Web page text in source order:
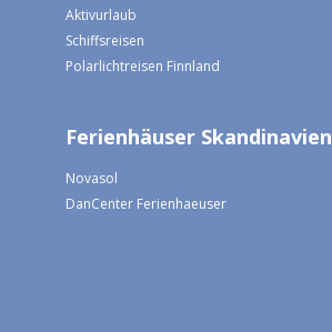
Aktivurlaub
Schiffsreisen
Polarlichtreisen Finnland
Ferienhäuser Skandinavien
Novasol
DanCenter Ferienhaeuser